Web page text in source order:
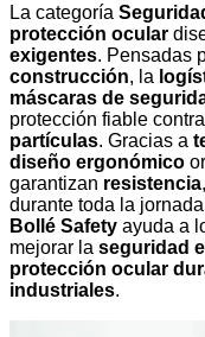
La categoría
protección ocular
exigentes. Pensadas
construcción, la
máscaras de
protección fiable contra
partículas. Gracias a
diseño ergonómico
garantizan resistencia,
durante toda la
Bollé Safety ayuda a
mejorar la seguridad
protección ocular
industriales.